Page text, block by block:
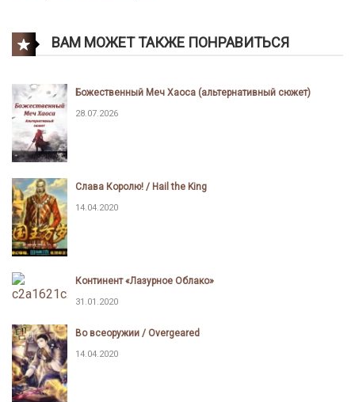
navigation
ВАМ МОЖЕТ ТАКЖЕ ПОНРАВИТЬСЯ
Божественный Меч Хаоса (альтернативный сюжет)
28.07.2026
Слава Королю! / Hail the King
14.04.2020
Континент «Лазурное Облако»
31.01.2020
Во всеоружии / Overgeared
14.04.2020